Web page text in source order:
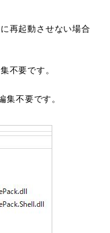
再起動させない場合
不要です。
集不要です。